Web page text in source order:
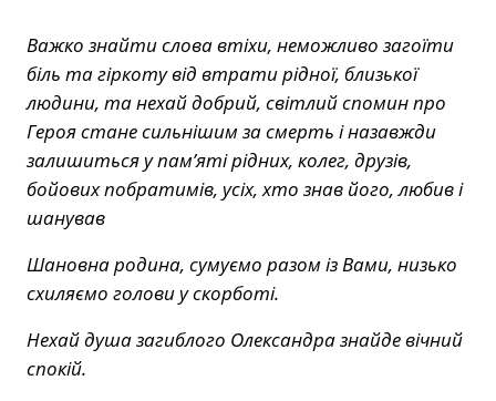
Важко знайти слова втіхи, неможливо загоїти
біль та гіркоту від втрати рідної, близької
людини, та нехай добрий, світлий спомин про
Героя стане сильнішим за смерть і назавжди
залишиться у пам’яті рідних, колег, друзів,
бойових побратимів, усіх, хто знав його, любив і
шанував
Шановна родина, сумуємо разом із Вами, низько
схиляємо голови у скорботі.
Нехай душа загиблого Олександра знайде вічний
спокій.